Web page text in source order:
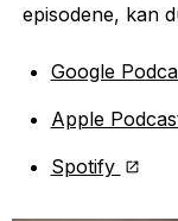
episodene, kan
Google
Apple
Spotify